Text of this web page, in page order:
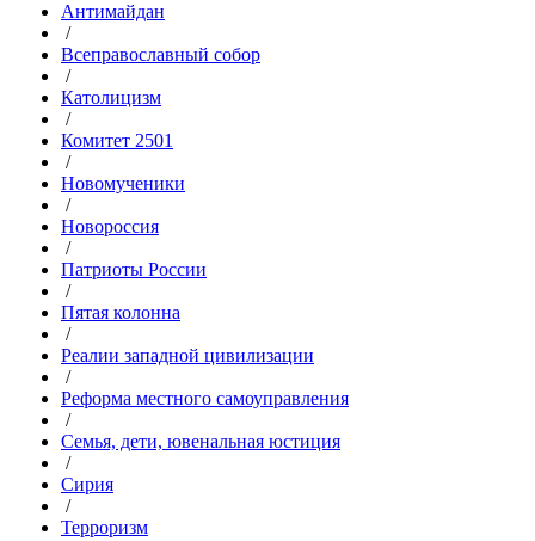
Антимайдан
/
Всеправославный собор
/
Католицизм
/
Комитет 2501
/
Новомученики
/
Новороссия
/
Патриоты России
/
Пятая колонна
/
Реалии западной цивилизации
/
Реформа местного самоуправления
/
Семья, дети, ювенальная юстиция
/
Сирия
/
Терроризм